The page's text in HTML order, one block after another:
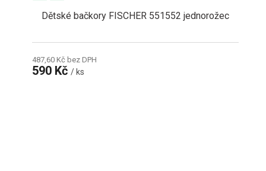
Dětské bačkory FISCHER 551552 jednorožec
487,60 Kč bez DPH
590 Kč/ ks